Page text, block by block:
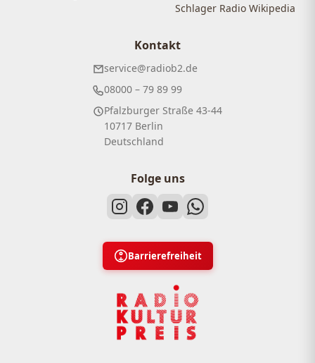
Schlager Radio Wikipedia
Kontakt
service@radiob2.de
08000 – 79 89 99
Pfalzburger Straße 43-44
10717 Berlin
Deutschland
Folge uns
Barrierefreiheit